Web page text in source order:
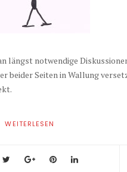
längst notwendige
beider Seiten in Wallung
WEITERLESEN